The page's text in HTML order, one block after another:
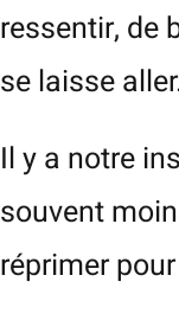
ressentir, de
se laisse
Il y a notre
souvent
réprimer